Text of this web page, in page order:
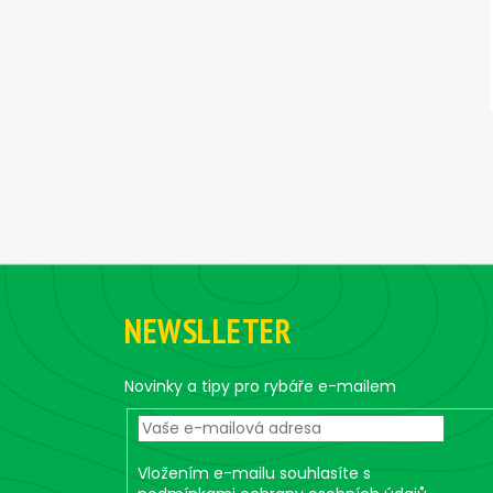
F
NEWSLLETER
Novinky a tipy pro rybáře e-mailem
Vložením e-mailu souhlasíte s